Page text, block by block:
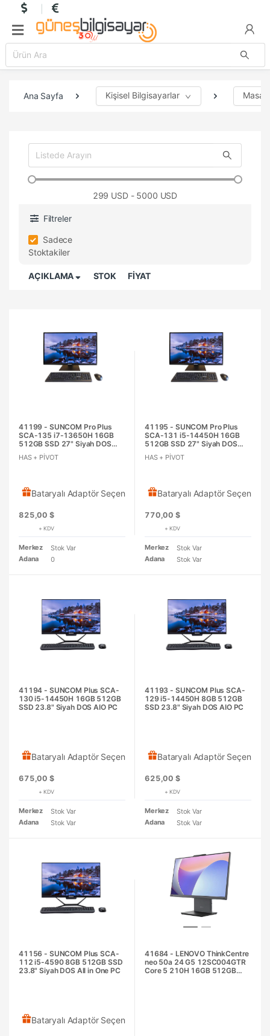
Ana Sayfa Kişisel Bilgisayarlar
299 USD - 5000 USD
Filtreler
Sadece
Stoktakiler
AÇIKLAMA STOK FİYAT
41199 - SUNCOM Pro Plus
SCA-135 i7-13650H 16GB
512GB SSD 27" Siyah DOS
AIO PC Pivot Ayak
HAS + PİVOT
Bataryalı Adaptör Seçeneği
825,00 $
+ KDV
Merkez
Stok Var
Adana
0
41195 - SUNCOM Pro Plus
SCA-131 i5-14450H 16GB
512GB SSD 27" Siyah DOS
AIO PC Pivot Ayak
HAS + PİVOT
Bataryalı Adaptör Seçeneği
770,00 $
+ KDV
Merkez
Stok Var
Adana
Stok Var
41194 - SUNCOM Plus SCA-
130 i5-14450H 16GB 512GB
SSD 23.8" Siyah DOS AIO PC
Bataryalı Adaptör Seçeneği
675,00 $
+ KDV
Merkez
Stok Var
Adana
Stok Var
41193 - SUNCOM Plus SCA-
129 i5-14450H 8GB 512GB
SSD 23.8" Siyah DOS AIO PC
Bataryalı Adaptör Seçeneği
625,00 $
+ KDV
Merkez
Stok Var
Adana
Stok Var
41156 - SUNCOM Plus SCA-
112 i5-4590 8GB 512GB SSD
23.8" Siyah DOS All in One PC
Bataryalı Adaptör Seçeneği
41684 - LENOVO ThinkCentre
neo 50a 24 G5 12SC004GTR
Core 5 210H 16GB 512GB